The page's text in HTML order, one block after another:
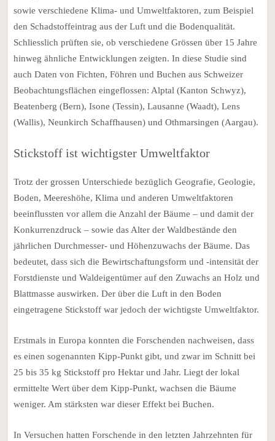
sowie verschiedene Klima- und Umweltfaktoren, zum Beispiel
den Schadstoffeintrag aus der Luft und die Bodenqualität.
Schliesslich prüften sie, ob verschiedene Grössen über 15 Jahre
hinweg ähnliche Entwicklungen zeigten. In diese Studie sind
auch Daten von Fichten, Föhren und Buchen aus Schweizer
Beobachtungsflächen eingeflossen: Alptal (Kanton Schwyz),
Beatenberg (Bern), Isone (Tessin), Lausanne (Waadt), Lens
(Wallis), Neunkirch Schaffhausen) und Othmarsingen (Aargau).
Stickstoff ist wichtigster Umweltfaktor
Trotz der grossen Unterschiede bezüglich Geografie, Geologie,
Boden, Meereshöhe, Klima und anderen Umweltfaktoren
beeinflussten vor allem die Anzahl der Bäume – und damit der
Konkurrenzdruck – sowie das Alter der Waldbestände den
jährlichen Durchmesser- und Höhenzuwachs der Bäume. Das
bedeutet, dass sich die Bewirtschaftungsform und -intensität der
Forstdienste und Waldeigentümer auf den Zuwachs an Holz und
Blattmasse auswirken. Der über die Luft in den Boden
eingetragene Stickstoff war jedoch der wichtigste Umweltfaktor.
Erstmals in Europa konnten die Forschenden nachweisen, dass
es einen sogenannten Kipp-Punkt gibt, und zwar im Schnitt bei
25 bis 35 kg Stickstoff pro Hektar und Jahr. Liegt der lokal
ermittelte Wert über dem Kipp-Punkt, wachsen die Bäume
weniger. Am stärksten war dieser Effekt bei Buchen.
In Versuchen hatten Forschende in den letzten Jahrzehnten für